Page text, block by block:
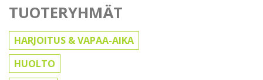
TUOTERYHMÄT
HARJOITUS & VAPAA-AIKA
HUOLTO